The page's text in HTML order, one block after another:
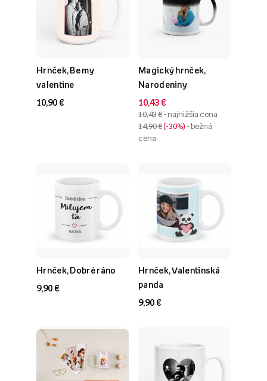
Hrnček, Be my
valentine
10,90 €
Magický hrnček,
Narodeniny
10,43 €
10,43 € - najnižšia cena
14,90 € -30% - bežná
cena
Hrnček, Dobré ráno
9,90 €
Hrnček, Valentinská
panda
9,90 €